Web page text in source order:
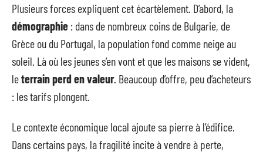
Plusieurs forces expliquent cet écartèlement. D’abord, la
démographie : dans de nombreux coins de Bulgarie, de
Grèce ou du Portugal, la population fond comme neige au
soleil. Là où les jeunes s’en vont et que les maisons se vident,
leterrain perd en valeur. Beaucoup d’offre, peu d’acheteurs
: les tarifs plongent.
Le contexte économique local ajoute sa pierre à l’édifice.
Dans certains pays, la fragilité incite à vendre à perte,